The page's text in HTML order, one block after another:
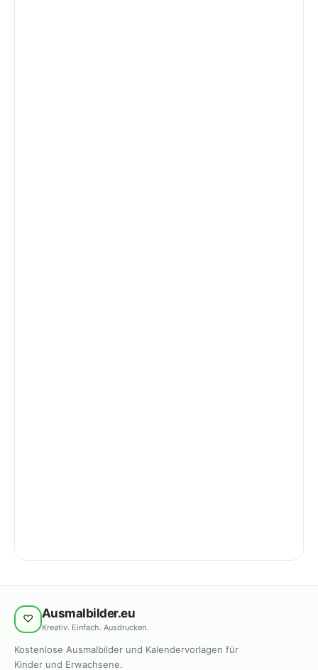
♡ Ausmalbilder.eu
Kreativ. Einfach. Ausdrucken.
Kostenlose Ausmalbilder und Kalendervorlagen für
Kinder und Erwachsene.